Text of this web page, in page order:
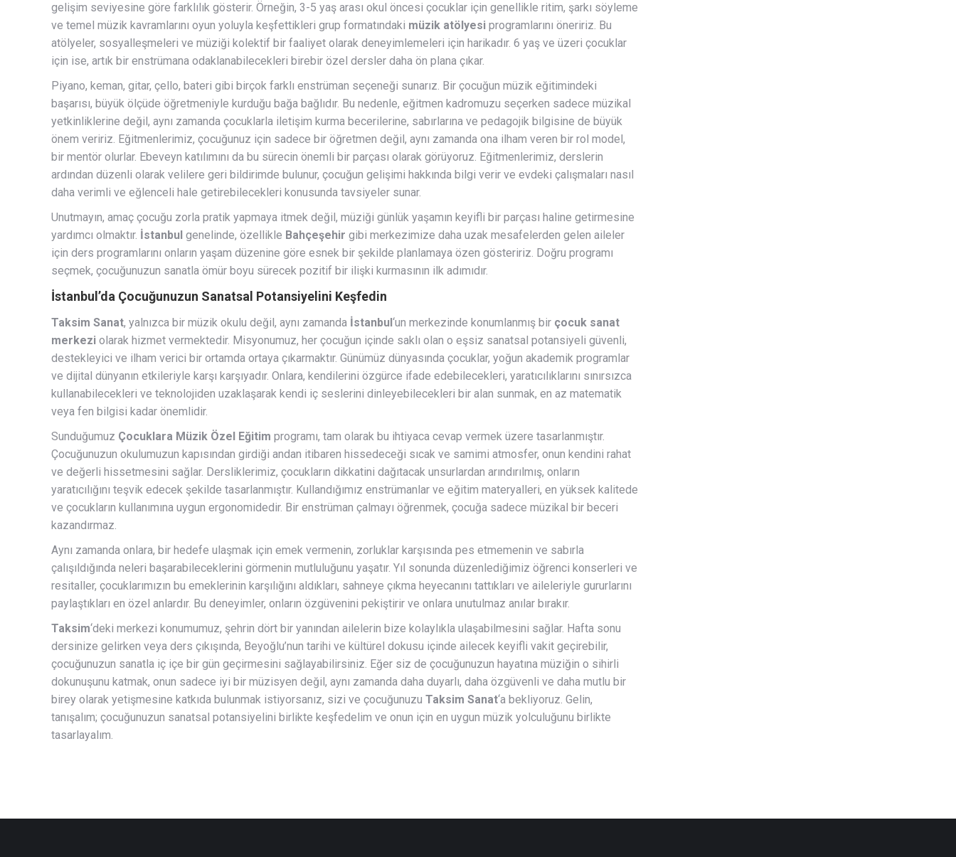
gelişim seviyesine göre farklılık gösterir. Örneğin, 3-5 yaş arası okul öncesi çocuklar için genellikle ritim, şarkı söyleme
ve temel müzik kavramlarını oyun yoluyla keşfettikleri grup formatındaki müzik atölyesi programlarını öneririz. Bu
atölyeler, sosyalleşmeleri ve müziği kolektif bir faaliyet olarak deneyimlemeleri için harikadır. 6 yaş ve üzeri çocuklar
için ise, artık bir enstrümana odaklanabilecekleri birebir özel dersler daha ön plana çıkar.
Piyano, keman, gitar, çello, bateri gibi birçok farklı enstrüman seçeneği sunarız. Bir çocuğun müzik eğitimindeki
başarısı, büyük ölçüde öğretmeniyle kurduğu bağa bağlıdır. Bu nedenle, eğitmen kadromuzu seçerken sadece müzikal
yetkinliklerine değil, aynı zamanda çocuklarla iletişim kurma becerilerine, sabırlarına ve pedagojik bilgisine de büyük
önem veririz. Eğitmenlerimiz, çocuğunuz için sadece bir öğretmen değil, aynı zamanda ona ilham veren bir rol model,
bir mentör olurlar. Ebeveyn katılımını da bu sürecin önemli bir parçası olarak görüyoruz. Eğitmenlerimiz, derslerin
ardından düzenli olarak velilere geri bildirimde bulunur, çocuğun gelişimi hakkında bilgi verir ve evdeki çalışmaları nasıl
daha verimli ve eğlenceli hale getirebilecekleri konusunda tavsiyeler sunar.
Unutmayın, amaç çocuğu zorla pratik yapmaya itmek değil, müziği günlük yaşamın keyifli bir parçası haline getirmesine
yardımcı olmaktır. İstanbul genelinde, özellikle Bahçeşehir gibi merkezimize daha uzak mesafelerden gelen aileler
için ders programlarını onların yaşam düzenine göre esnek bir şekilde planlamaya özen gösteririz. Doğru programı
seçmek, çocuğunuzun sanatla ömür boyu sürecek pozitif bir ilişki kurmasının ilk adımıdır.
İstanbul’da Çocuğunuzun Sanatsal Potansiyelini Keşfedin
Taksim Sanat, yalnızca bir müzik okulu değil, aynı zamanda İstanbul‘un merkezinde konumlanmış bir çocuk sanat
merkezi olarak hizmet vermektedir. Misyonumuz, her çocuğun içinde saklı olan o eşsiz sanatsal potansiyeli güvenli,
destekleyici ve ilham verici bir ortamda ortaya çıkarmaktır. Günümüz dünyasında çocuklar, yoğun akademik programlar
ve dijital dünyanın etkileriyle karşı karşıyadır. Onlara, kendilerini özgürce ifade edebilecekleri, yaratıcılıklarını sınırsızca
kullanabilecekleri ve teknolojiden uzaklaşarak kendi iç seslerini dinleyebilecekleri bir alan sunmak, en az matematik
veya fen bilgisi kadar önemlidir.
Sunduğumuz Çocuklara Müzik Özel Eğitim programı, tam olarak bu ihtiyaca cevap vermek üzere tasarlanmıştır.
Çocuğunuzun okulumuzun kapısından girdiği andan itibaren hissedeceği sıcak ve samimi atmosfer, onun kendini rahat
ve değerli hissetmesini sağlar. Dersliklerimiz, çocukların dikkatini dağıtacak unsurlardan arındırılmış, onların
yaratıcılığını teşvik edecek şekilde tasarlanmıştır. Kullandığımız enstrümanlar ve eğitim materyalleri, en yüksek kalitede
ve çocukların kullanımına uygun ergonomidedir. Bir enstrüman çalmayı öğrenmek, çocuğa sadece müzikal bir beceri
kazandırmaz.
Aynı zamanda onlara, bir hedefe ulaşmak için emek vermenin, zorluklar karşısında pes etmemenin ve sabırla
çalışıldığında neleri başarabileceklerini görmenin mutluluğunu yaşatır. Yıl sonunda düzenlediğimiz öğrenci konserleri ve
resitaller, çocuklarımızın bu emeklerinin karşılığını aldıkları, sahneye çıkma heyecanını tattıkları ve aileleriyle gururlarını
paylaştıkları en özel anlardır. Bu deneyimler, onların özgüvenini pekiştirir ve onlara unutulmaz anılar bırakır.
Taksim‘deki merkezi konumumuz, şehrin dört bir yanından ailelerin bize kolaylıkla ulaşabilmesini sağlar. Hafta sonu
dersinize gelirken veya ders çıkışında, Beyoğlu’nun tarihi ve kültürel dokusu içinde ailecek keyifli vakit geçirebilir,
çocuğunuzun sanatla iç içe bir gün geçirmesini sağlayabilirsiniz. Eğer siz de çocuğunuzun hayatına müziğin o sihirli
dokunuşunu katmak, onun sadece iyi bir müzisyen değil, aynı zamanda daha duyarlı, daha özgüvenli ve daha mutlu bir
birey olarak yetişmesine katkıda bulunmak istiyorsanız, sizi ve çocuğunuzu Taksim Sanat‘a bekliyoruz. Gelin,
tanışalım; çocuğunuzun sanatsal potansiyelini birlikte keşfedelim ve onun için en uygun müzik yolculuğunu birlikte
tasarlayalım.